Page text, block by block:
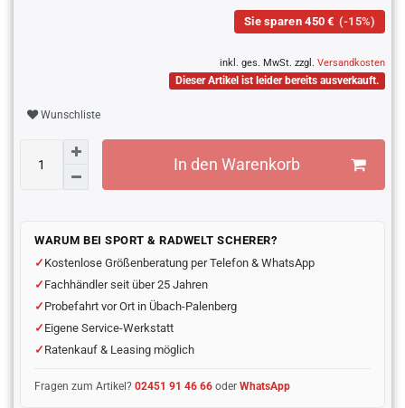
Sie sparen 450 € (-15%)
inkl. ges. MwSt. zzgl. Versandkosten
Dieser Artikel ist leider bereits ausverkauft.
Wunschliste
In den Warenkorb
WARUM BEI SPORT & RADWELT SCHERER?
Kostenlose Größenberatung per Telefon & WhatsApp
Fachhändler seit über 25 Jahren
Probefahrt vor Ort in Übach-Palenberg
Eigene Service-Werkstatt
Ratenkauf & Leasing möglich
Fragen zum Artikel?02451 91 46 66 oderWhatsApp